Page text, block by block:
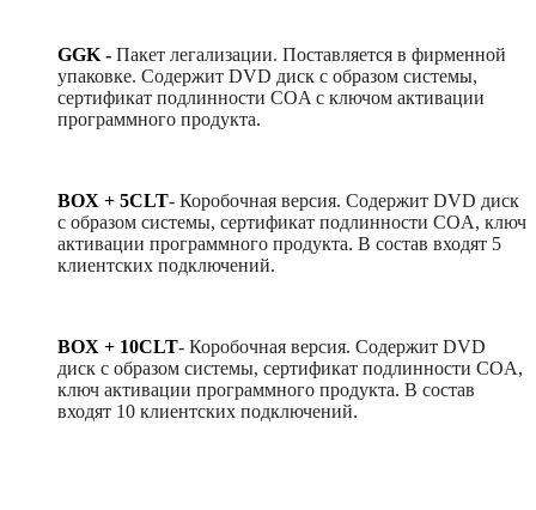
GGK - Пакет легализации. Поставляется в фирменной
упаковке. Содержит DVD диск с образом системы,
сертификат подлинности COA с ключом активации
программного продукта.
BOX + 5CLT- Коробочная версия. Содержит DVD диск
с образом системы, сертификат подлинности COA, ключ
активации программного продукта. В состав входят 5
клиентских подключений.
BOX + 10CLT- Коробочная версия. Содержит DVD
диск с образом системы, сертификат подлинности COA,
ключ активации программного продукта. В состав
входят 10 клиентских подключений.